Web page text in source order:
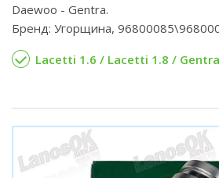
Daewoo - Gentra.
Бренд: Угорщина,
Lacetti 1.6 / Lacetti 1.8 /